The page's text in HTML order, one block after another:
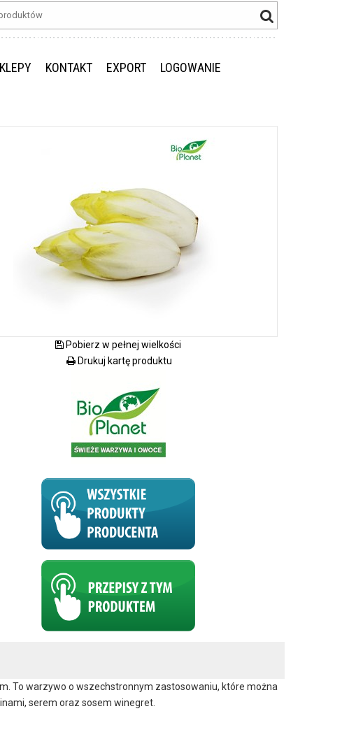
KONTAKT EXPORT LOGOWANIE
Pobierz w pełnej wielkości
Drukuj kartę produktu
To warzywo o wszechstronnym zastosowaniu, które można
serem oraz sosem winegret.